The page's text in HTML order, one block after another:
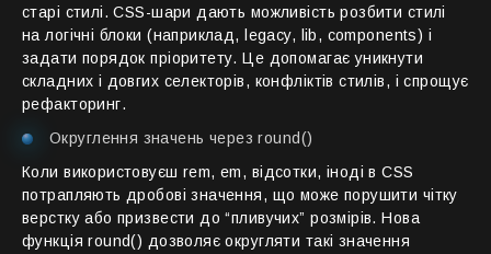
старі стилі. CSS-шари дають можливість розбити стилі
на логічні блоки (наприклад, legacy, lib, components) і
задати порядок пріоритету. Це допомагає уникнути
складних і довгих селекторів, конфліктів стилів, і спрощує
рефакторинг.
Округлення значень через round()
Коли використовуєш rem, em, відсотки, іноді в CSS
потрапляють дробові значення, що може порушити чітку
верстку або призвести до “пливучих” розмірів. Нова
функція round() дозволяє округляти такі значення